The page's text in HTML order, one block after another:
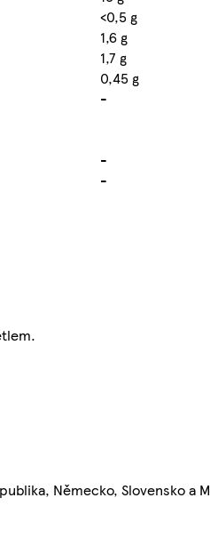
<0,5 g
1,6 g
1,7 g
0,45 g
-
-
-
Německo, Slovensko a